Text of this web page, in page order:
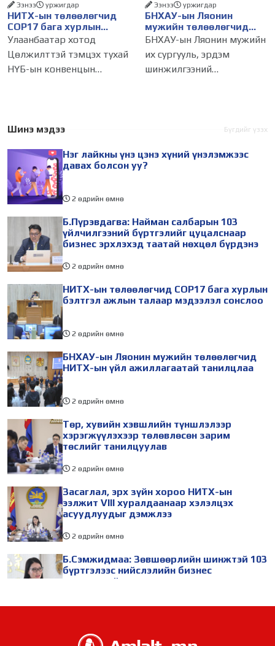
НИТХ-ын төлөөлөгчид
COP17 бага хурлын
бэлтгэл ажлын талаар
мэдээлэл сонслоо
Ээнээ уржигдар
Улаанбаатар хотод
Цөлжилттэй тэмцэх тухай
НҮБ-ын конвенцын
өдөр зохион
холбогдуулан Нийслэлийн
БНХАУ-ын Ляонин
мужийн төлөөлөгчид
НИТХ-ын үйл
танилцлаа
Ээнээ уржигдар
БНХАУ-ын Ляонин мужийн
их сургууль, эрдэм
шинжилгээний
төлөөлөгчид Монгол
айлчлалынхаа хүрээнд
Шинэ мэдээ Бүгдийг үзэх
Нэг лайкны үнэ цэнэ хүний үнэлэмжээс
давах болсон уу?
2 өдрийн өмнө
Б.Пүрэвдагва: Найман салбарын 103
үйлчилгээний бүртгэлийг цуцалснаар
бизнес эрхлэхэд таатай нөхцөл бүрдэнэ
2 өдрийн өмнө
НИТХ-ын төлөөлөгчид COP17 бага хурлын
бэлтгэл ажлын талаар мэдээлэл сонслоо
2 өдрийн өмнө
БНХАУ-ын Ляонин мужийн төлөөлөгчид
НИТХ-ын үйл ажиллагаатай танилцлаа
2 өдрийн өмнө
Төр, хувийн хэвшлийн түншлэлээр
хэрэгжүүлэхээр төлөвлөсөн зарим
төслийг танилцуулав
2 өдрийн өмнө
Засаглал, эрх зүйн хороо НИТХ-ын
ээлжит VIII хуралдаанаар хэлэлцэх
асуудлуудыг дэмжлээ
2 өдрийн өмнө
Б.Сэмжидмаа: Зөвшөөрлийн шинжтэй 103
бүртгэлээс нийслэлийн бизнес
эрхлэгчдийг чөлөөллөө
төсвийн талаарх ерөнхий хяналтын